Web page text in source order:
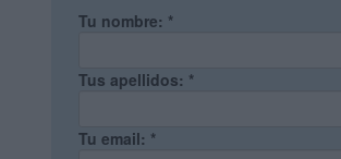
Tu nombre: *
Tus apellidos: *
Tu email: *